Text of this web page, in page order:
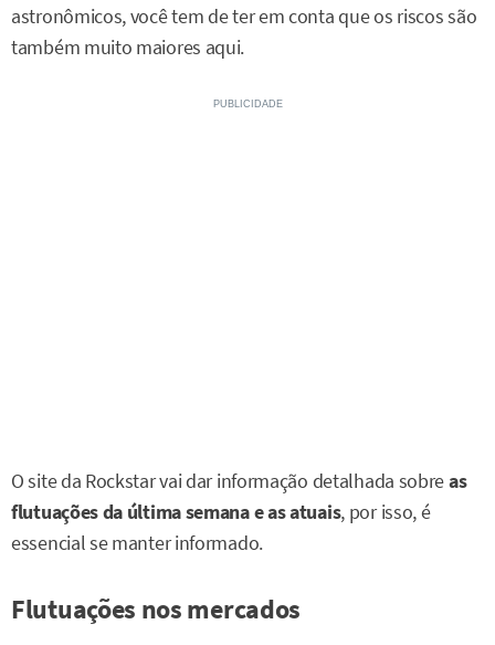
astronômicos, você tem de ter em conta que os riscos são
também muito maiores aqui.
O site da Rockstar vai dar informação detalhada sobreas
flutuações da última semana e as atuais, por isso, é
essencial se manter informado.
Flutuações nos mercados